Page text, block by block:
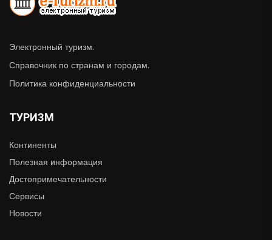
Электронный туризм.
Справочник по странам и городам.
Политика конфиденциальности
ТУРИЗМ
Континенты
Полезная информация
Достопримечательности
Сервисы
Новости